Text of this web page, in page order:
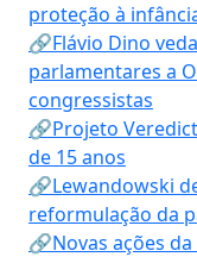
proteção à
🔗Flávio Dino
parlamentares a
congressistas
🔗Projeto
de 15 anos
🔗Lewandowski
reformulação da
🔗Novas ações